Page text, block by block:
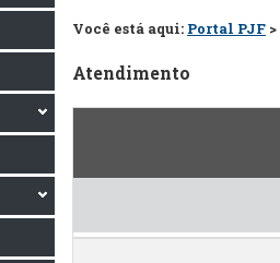
Você está aqui: Portal PJF >
Atendimento